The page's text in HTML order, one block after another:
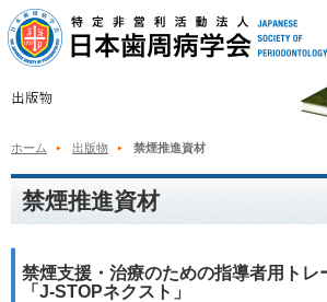
ホーム 出版物 禁煙推進資材
禁煙推進資材
禁煙支援・治療のための指導者用トレ
「J-STOPネクスト」